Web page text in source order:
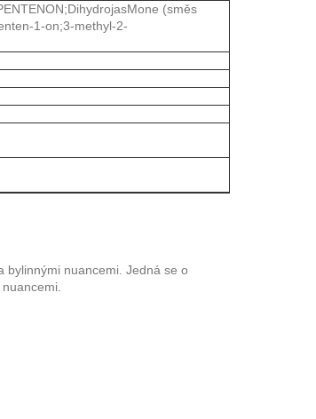
(směs
1-on;3-methyl-2-
nuancemi. Jedná se o